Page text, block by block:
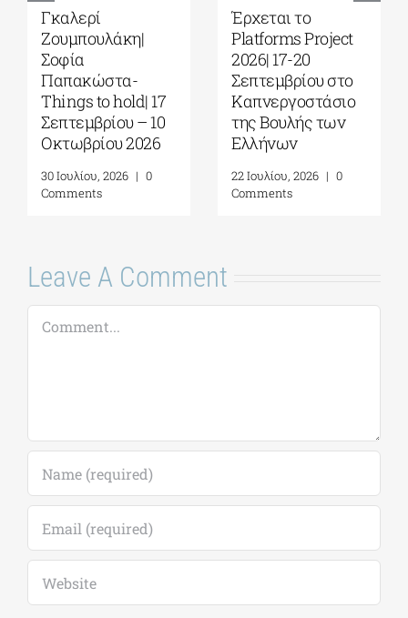
Γκαλερί
Ζουμπουλάκη|
Σοφία
Παπακώστα-
Things to hold| 17
Σεπτεμβρίου – 10
Οκτωβρίου 2026
30 Ιουλίου, 2026 | 0
Comments
Έρχεται το
Platforms Project
2026| 17-20
Σεπτεμβρίου στο
Καπνεργοστάσιο
της Βουλής των
Ελλήνων
22 Ιουλίου, 2026 | 0
Comments
Leave A Comment
Comment